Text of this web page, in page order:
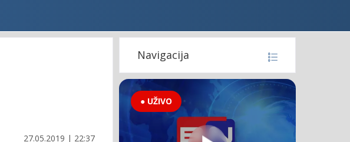
27.05.2019 | 22:37
Navigacija
● UŽIVO